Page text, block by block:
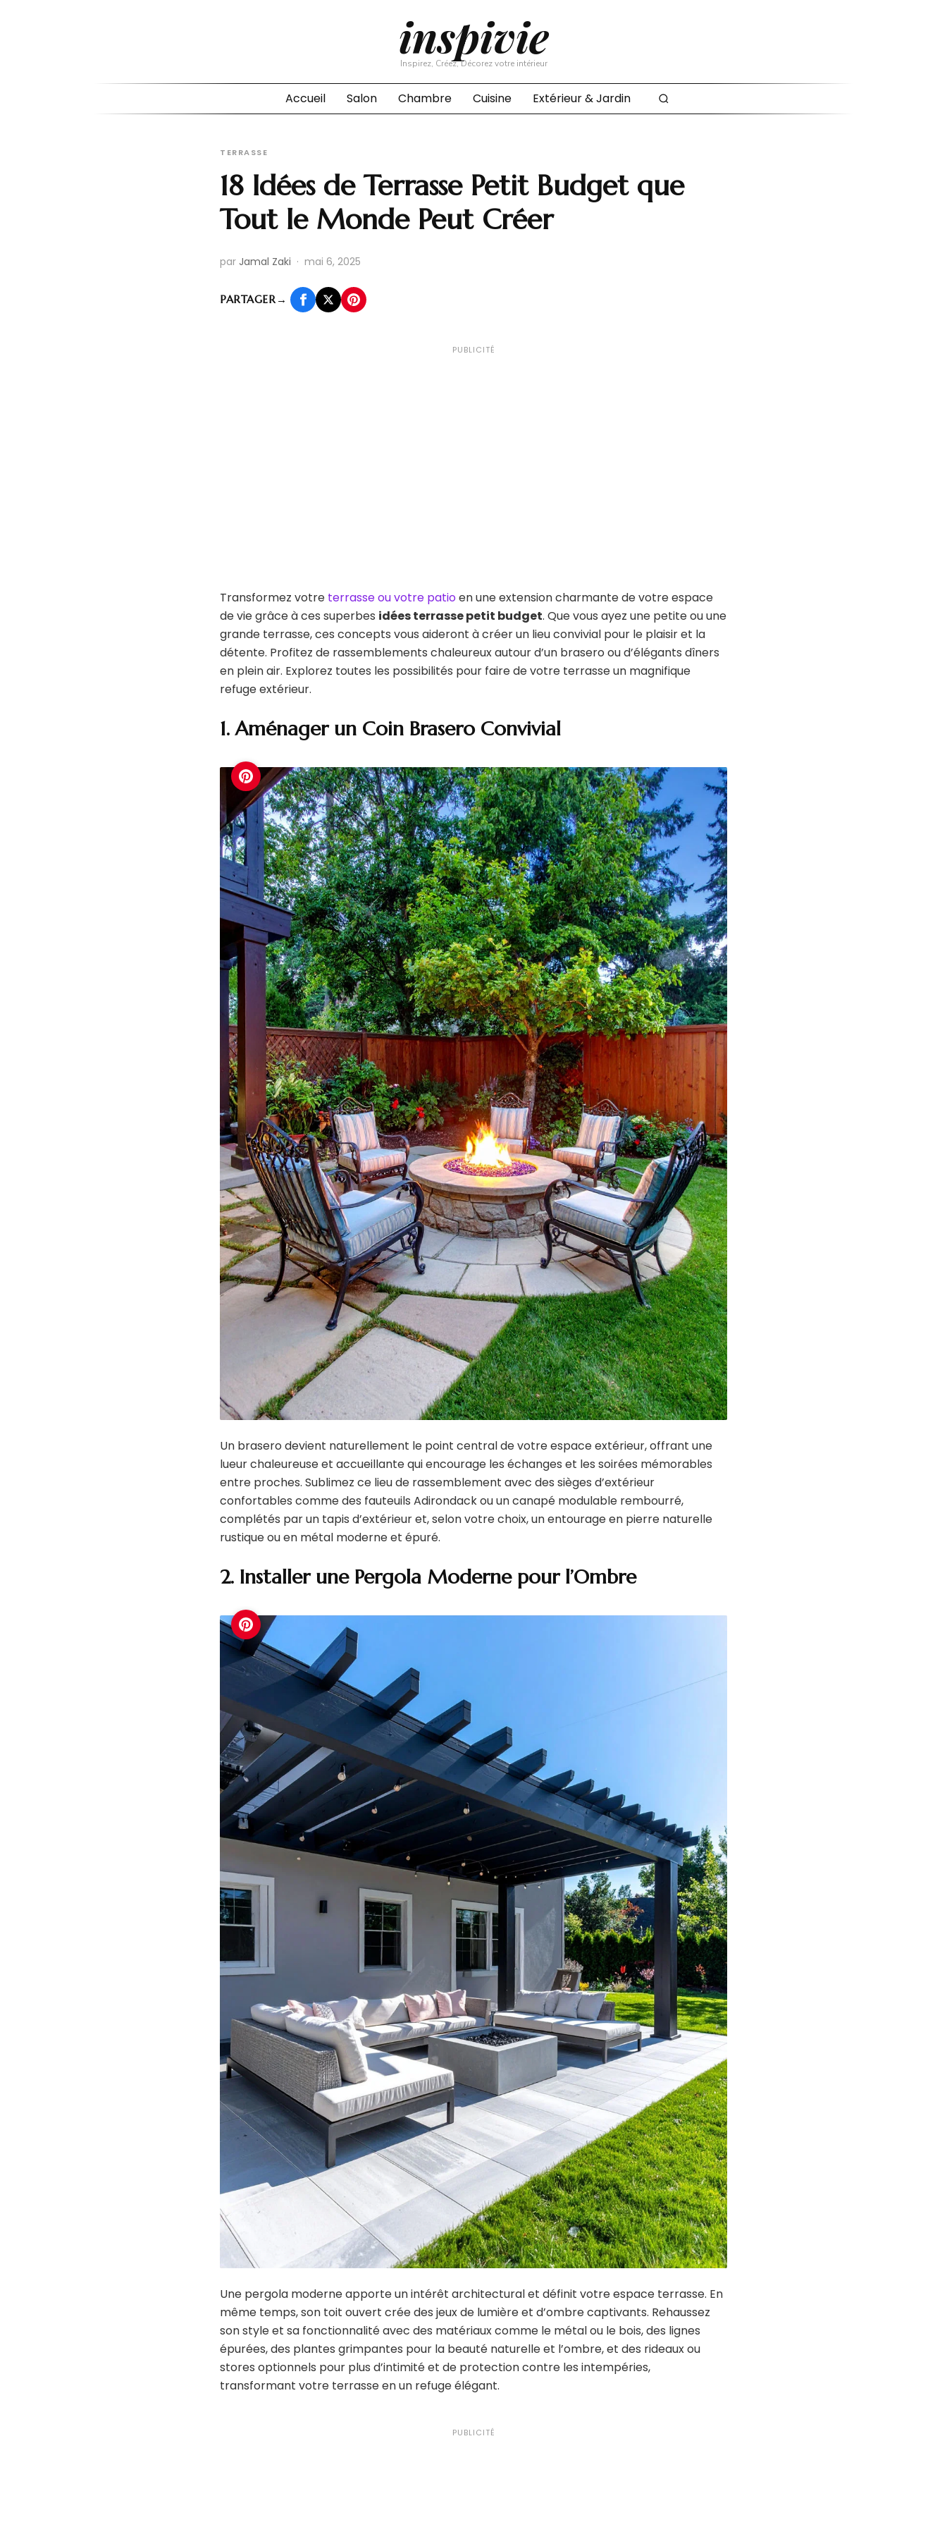
inspivie
Inspirez, Créez, Décorez votre intérieur
Accueil Salon Chambre Cuisine Extérieur & Jardin
TERRASSE
18 Idées de Terrasse Petit Budget que
Tout le Monde Peut Créer
par Jamal Zaki · mai 6, 2025
PARTAGER→
PUBLICITÉ
Transformez votre terrasse ou votre patioen une extension charmante de votre espace
de vie grâce à ces superbes idées terrasse petit budget. Que vous ayez une petite ou une
grande terrasse, ces concepts vous aideront à créer un lieu convivial pour le plaisir et la
détente. Profitez de rassemblements chaleureux autour d’un brasero ou d’élégants dîners
en plein air. Explorez toutes les possibilités pour faire de votre terrasse un magnifique
refuge extérieur.
1. Aménager un Coin Brasero Convivial
Un brasero devient naturellement le point central de votre espace extérieur, offrant une
lueur chaleureuse et accueillante qui encourage les échanges et les soirées mémorables
entre proches. Sublimez ce lieu de rassemblement avec des sièges d’extérieur
confortables comme des fauteuils Adirondack ou un canapé modulable rembourré,
complétés par un tapis d’extérieur et, selon votre choix, un entourage en pierre naturelle
rustique ou en métal moderne et épuré.
2. Installer une Pergola Moderne pour l’Ombre
Une pergola moderne apporte un intérêt architectural et définit votre espace terrasse. En
même temps, son toit ouvert crée des jeux de lumière et d’ombre captivants. Rehaussez
son style et sa fonctionnalité avec des matériaux comme le métal ou le bois, des lignes
épurées, des plantes grimpantes pour la beauté naturelle et l’ombre, et des rideaux ou
stores optionnels pour plus d’intimité et de protection contre les intempéries,
transformant votre terrasse en un refuge élégant.
PUBLICITÉ